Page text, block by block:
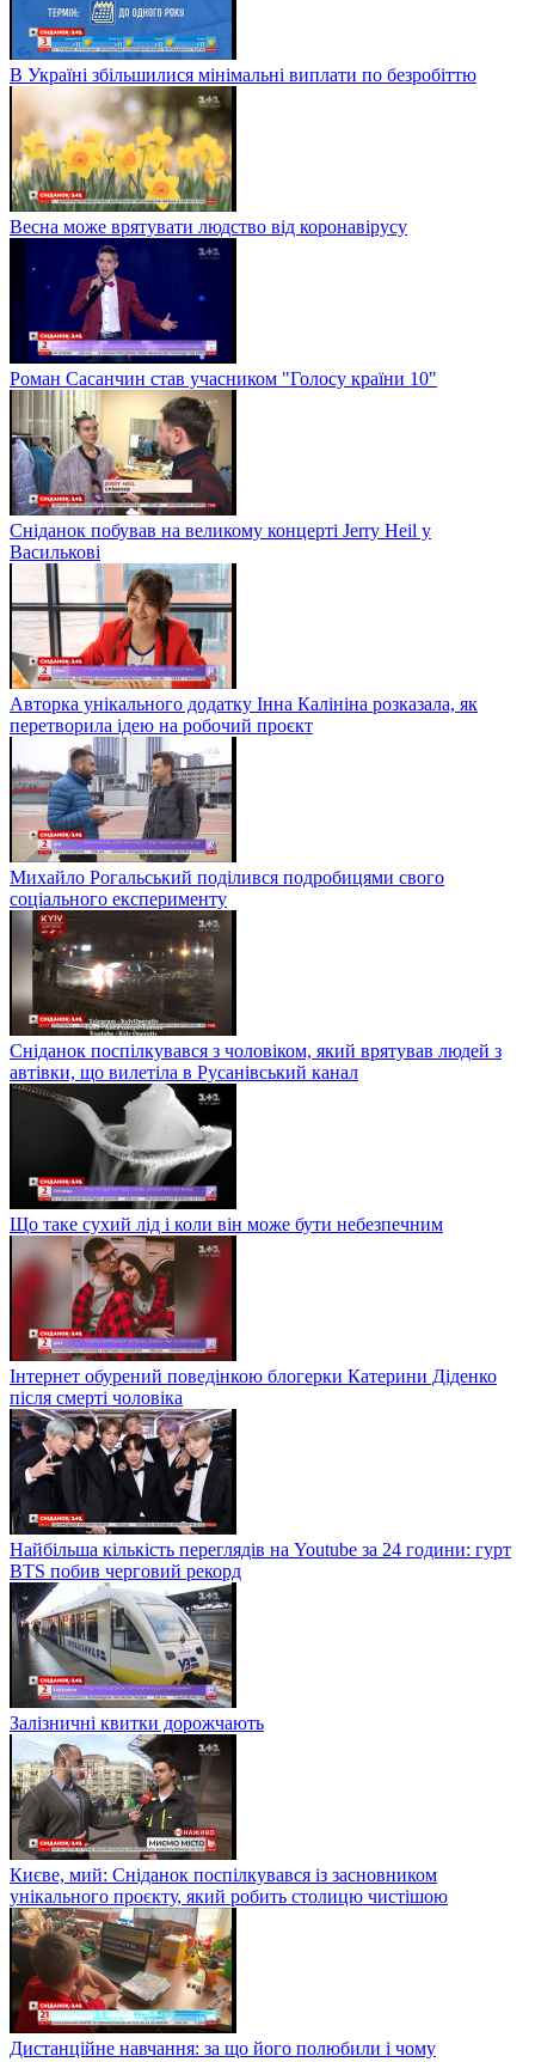
В Україні збільшилися мінімальні виплати по безробіттю
Весна може врятувати людство від коронавірусу
Роман Сасанчин став учасником "Голосу країни 10"
Сніданок побував на великому концерті Jerry Heil у
Василькові
Авторка унікального додатку Інна Калініна розказала, як
перетворила ідею на робочий проєкт
Михайло Рогальський поділився подробицями свого
соціального експерименту
Сніданок поспілкувався з чоловіком, який врятував людей з
автівки, що вилетіла в Русанівський канал
Що таке сухий лід і коли він може бути небезпечним
Інтернет обурений поведінкою блогерки Катерини Діденко
після смерті чоловіка
Найбільша кількість переглядів на Youtube за 24 години: гурт
BTS побив черговий рекорд
Залізничні квитки дорожчають
Києве, мий: Сніданок поспілкувався із засновником
унікального проєкту, який робить столицю чистішою
Дистанційне навчання: за що його полюбили і чому